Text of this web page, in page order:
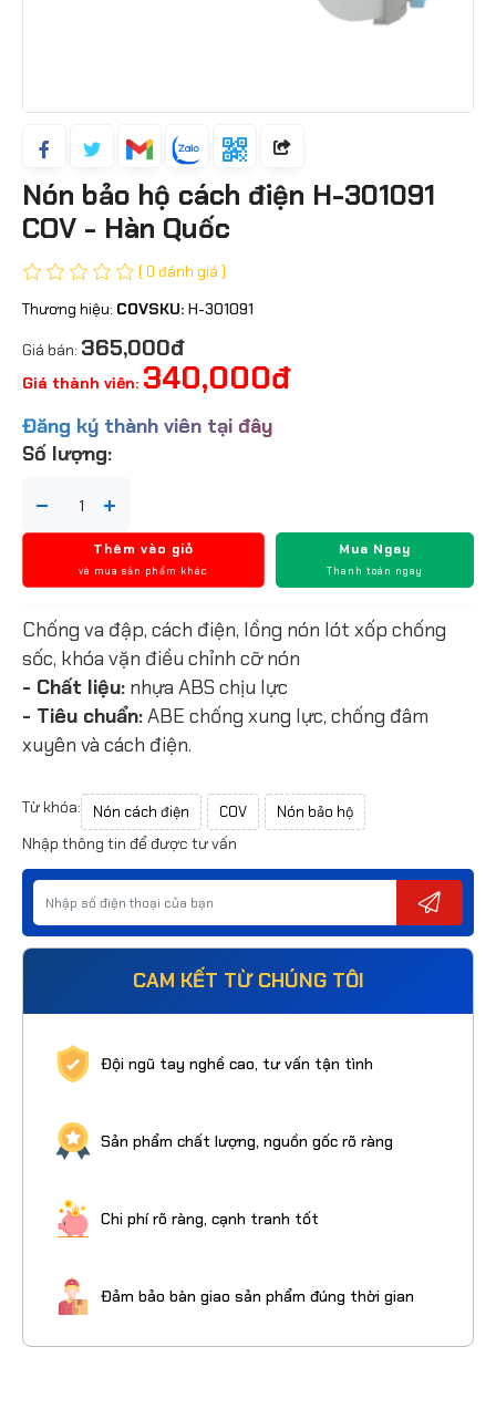
Nón bảo hộ cách điện H-301091
COV - Hàn Quốc
( 0 đánh giá )
Thương hiệu: COVSKU: H-301091
Giá bán: 365,000đ
Giá thành viên: 340,000đ
Đăng ký thành viên tại đây
Số lượng:
Thêm vào giỏ
và mua sản phẩm khác
Mua Ngay
Thanh toán ngay
Chống va đập, cách điện, lồng nón lót xốp chống
sốc, khóa vặn điều chỉnh cỡ nón
- Chất liệu: nhựa ABS chịu lực
- Tiêu chuẩn:ABE chống xung lực, chống đâm
xuyên và cách điện.
Từ khóa: Nón cách điện COV Nón bảo hộ
Nhập thông tin để được tư vấn
CAM KẾT TỪ CHÚNG TÔI
Đội ngũ tay nghề cao, tư vấn tận tình
Sản phẩm chất lượng, nguồn gốc rõ ràng
Chi phí rõ ràng, cạnh tranh tốt
Đảm bảo bàn giao sản phẩm đúng thời gian